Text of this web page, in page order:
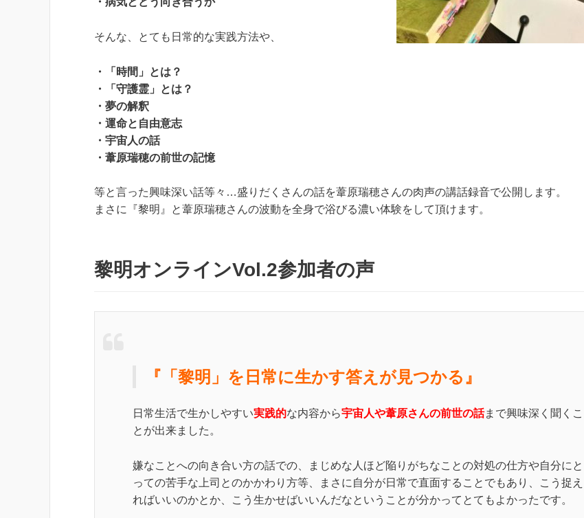
そんな、とても日常的な実践方法や、
・「時間」とは？
・「守護霊」とは？
・夢の解釈
・運命と自由意志
・宇宙人の話
・葦原瑞穂の前世の記憶
等と言った興味深い話等々…盛りだくさんの話を葦原瑞穂さんの肉声の講話録音で公開します。
まさに『黎明』と葦原瑞穂さんの波動を全身で浴びる濃い体験をして頂けます。
黎明オンラインVol.2参加者の声
『「黎明」を日常に生かす答えが見つかる』
日常生活で生かしやすい実践的な内容から宇宙人や葦原さんの前世の話まで興味深く聞くこ
とが出来ました。
嫌なことへの向き合い方の話での、まじめな人ほど陥りがちなことの対処の仕方や自分にと
っての苦手な上司とのかかわり方等、まさに自分が日常で直面することでもあり、こう捉え
ればいいのかとか、こう生かせばいいんだなということが分かってとてもよかったです。